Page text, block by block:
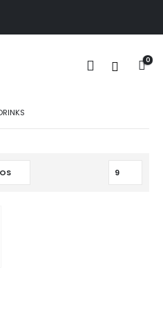
0